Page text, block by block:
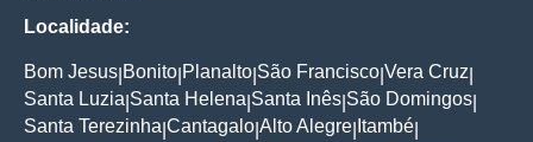
Localidade:
Bom Jesus Bonito Planalto São Francisco Vera Cruz
Santa Luzia Santa Helena Santa Inês São Domingos
Santa Terezinha Cantagalo Alto Alegre Itambé